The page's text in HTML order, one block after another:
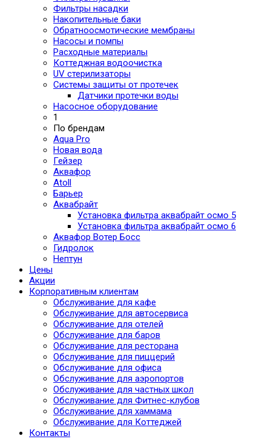
Фильтры насадки
Накопительные баки
Обратноосмотические мембраны
Насосы и помпы
Расходные материалы
Коттеджная водоочистка
UV стерилизаторы
Системы защиты от протечек
Датчики протечки воды
Насосное оборудование
1
По брендам
Aqua Pro
Новая вода
Гейзер
Аквафор
Atoll
Барьер
Аквабрайт
Установка фильтра аквабрайт осмо 5
Установка фильтра аквабрайт осмо 6
Аквафор Вотер Босс
Гидролок
Нептун
Цены
Акции
Корпоративным клиентам
Обслуживание для кафе
Обслуживание для автосервиса
Обслуживание для отелей
Обслуживание для баров
Обслуживание для ресторана
Обслуживание для пиццерий
Обслуживание для офиса
Обслуживание для аэропортов
Обслуживание для частных школ
Обслуживание для Фитнес-клубов
Обслуживание для хаммама
Обслуживание для Коттеджей
Контакты